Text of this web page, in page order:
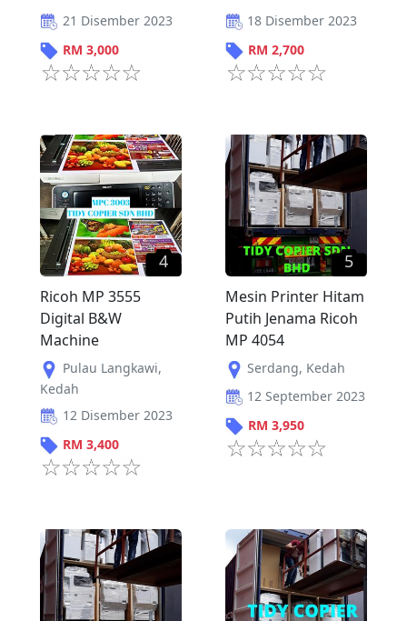
21 Disember 2023
RM 3,000
18 Disember 2023
RM 2,700
4
Ricoh MP 3555
Digital B&W
Machine
Pulau Langkawi,
Kedah
12 Disember 2023
RM 3,400
5
Mesin Printer Hitam
Putih Jenama Ricoh
MP 4054
Serdang, Kedah
12 September 2023
RM 3,950